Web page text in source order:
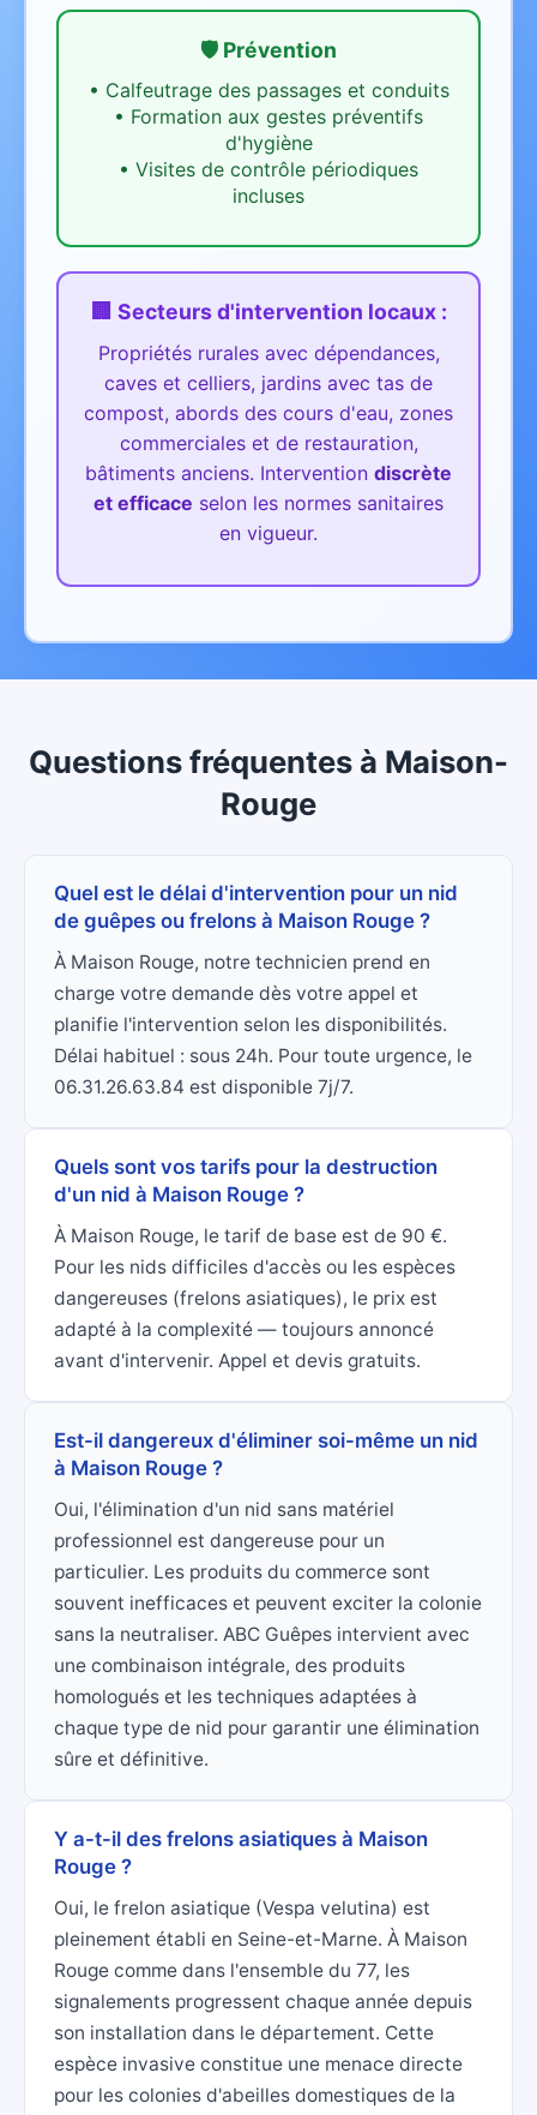
🛡️ Prévention
• Calfeutrage des passages et conduits
• Formation aux gestes préventifs
d'hygiène
• Visites de contrôle périodiques
incluses
🏢 Secteurs d'intervention locaux :
Propriétés rurales avec dépendances,
caves et celliers, jardins avec tas de
compost, abords des cours d'eau, zones
commerciales et de restauration,
bâtiments anciens. Intervention discrète
et efficace selon les normes sanitaires
en vigueur.
Questions fréquentes à Maison-
Rouge
Quel est le délai d'intervention pour un nid
de guêpes ou frelons à Maison Rouge ?
À Maison Rouge, notre technicien prend en
charge votre demande dès votre appel et
planifie l'intervention selon les disponibilités.
Délai habituel : sous 24h. Pour toute urgence, le
06.31.26.63.84 est disponible 7j/7.
Quels sont vos tarifs pour la destruction
d'un nid à Maison Rouge ?
À Maison Rouge, le tarif de base est de 90 €.
Pour les nids difficiles d'accès ou les espèces
dangereuses (frelons asiatiques), le prix est
adapté à la complexité — toujours annoncé
avant d'intervenir. Appel et devis gratuits.
Est-il dangereux d'éliminer soi-même un nid
à Maison Rouge ?
Oui, l'élimination d'un nid sans matériel
professionnel est dangereuse pour un
particulier. Les produits du commerce sont
souvent inefficaces et peuvent exciter la colonie
sans la neutraliser. ABC Guêpes intervient avec
une combinaison intégrale, des produits
homologués et les techniques adaptées à
chaque type de nid pour garantir une élimination
sûre et définitive.
Y a-t-il des frelons asiatiques à Maison
Rouge ?
Oui, le frelon asiatique (Vespa velutina) est
pleinement établi en Seine-et-Marne. À Maison
Rouge comme dans l'ensemble du 77, les
signalements progressent chaque année depuis
son installation dans le département. Cette
espèce invasive constitue une menace directe
pour les colonies d'abeilles domestiques de la